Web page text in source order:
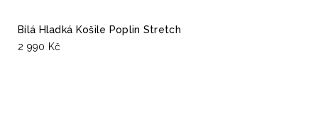
Bílá Hladká Košile Poplin Stretch
2 990 Kč